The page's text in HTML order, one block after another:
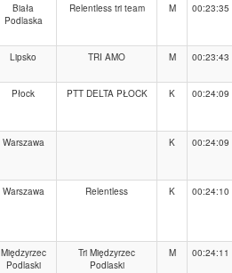
Biała
Podlaska
Relentless tri team M 00:23:35
Lipsko TRI AMO M 00:23:43
Płock PTT DELTA PŁOCK K 00:24:09
Warszawa K 00:24:09
Warszawa Relentless K 00:24:10
Międzyrzec
Podlaski
Tri Międzyrzec
Podlaski
M 00:24:11